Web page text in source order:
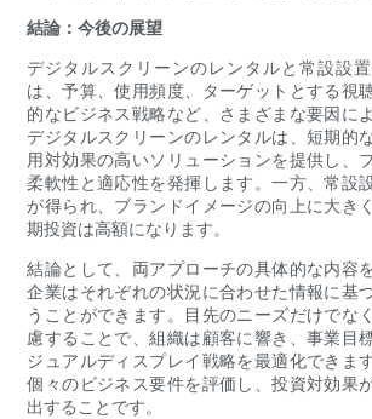
結論：今後の展望
デジタルスクリーンのレンタルと常設設
は、予算、使用頻度、ターゲットとする視
的なビジネス戦略など、さまざまな要因に
デジタルスクリーンのレンタルは、短期的
用対効果の高いソリューションを提供し、
柔軟性と適応性を発揮します。一方、常設
が得られ、ブランドイメージの向上に大き
期投資は高額になります。
結論として、両アプローチの具体的な内容
企業はそれぞれの状況に合わせた情報に基
うことができます。目先のニーズだけでな
慮することで、組織は顧客に響き、事業目
ジュアルディスプレイ戦略を最適化できま
個々のビジネス要件を評価し、投資対効果
出することです。